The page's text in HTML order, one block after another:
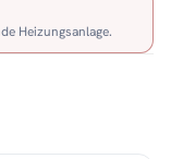
Heizungsanlage.